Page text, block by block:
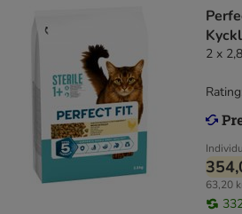
2 x
63,20